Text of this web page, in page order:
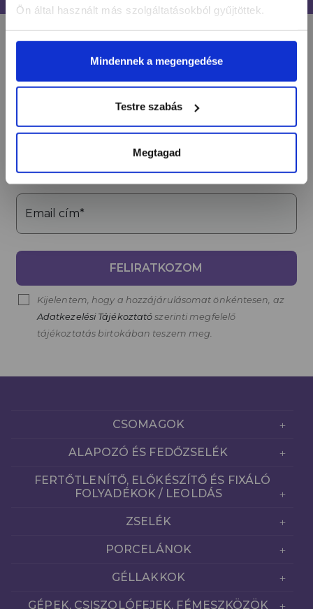
Ön által használt más szolgáltatásokból gyűjtöttek.
Mindennek a megengedése
Testre szabás
Megtagad
LÉGY NAPRAKÉSZ
Értesülj egy pillantás alatt a legújabb körmös
Email cím*
FELIRATKOZOM
Kijelentem, hogy a hozzájárulásomat önkéntesen, az
Adatkezelési Tájékoztató szerinti megfelelő
tájékoztatás birtokában teszem meg.
CSOMAGOK
ALAPOZÓ ÉS FEDŐZSELÉK
FERTŐTLENÍTŐ, ELŐKÉSZÍTŐ ÉS FIXÁLÓ
FOLYADÉKOK / LEOLDÁS
ZSELÉK
PORCELÁNOK
GÉLLAKKOK
GÉPEK, CSISZOLÓFEJEK, FÉMESZKÖZÖK